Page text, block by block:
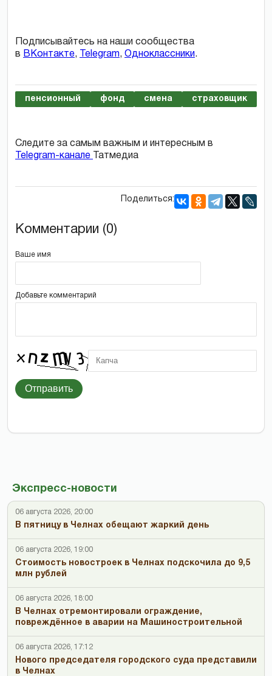
Экспресс-новости
06 августа 2026, 20:00
В пятницу в Челнах обещают жаркий день
06 августа 2026, 19:00
Стоимость новостроек в Челнах подскочила до 9,5
млн рублей
06 августа 2026, 18:00
В Челнах отремонтировали ограждение,
повреждённое в аварии на Машиностроительной
06 августа 2026, 17:12
Нового председателя городского суда представили
в Челнах
Подписывайтесь на наши сообщества
в ВКонтакте, Telegram, Одноклассники.
пенсионный фонд смена страховщик
Следите за самым важным и интересным в
Telegram-канале
Татмедиа
Поделиться:
Комментарии (0)
Ваше имя
Добавьте комментарий
Отправить